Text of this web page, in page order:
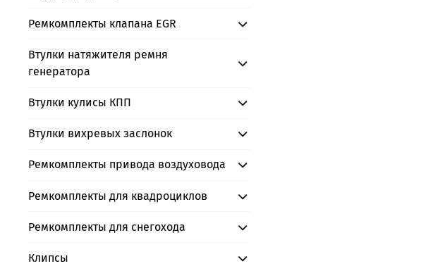
Ремкомплекты клапана EGR
Втулки натяжителя ремня
генератора
Втулки кулисы КПП
Втулки вихревых заслонок
Ремкомплекты привода воздуховода
Ремкомплекты для квадроциклов
Ремкомплекты для снегохода
Клипсы